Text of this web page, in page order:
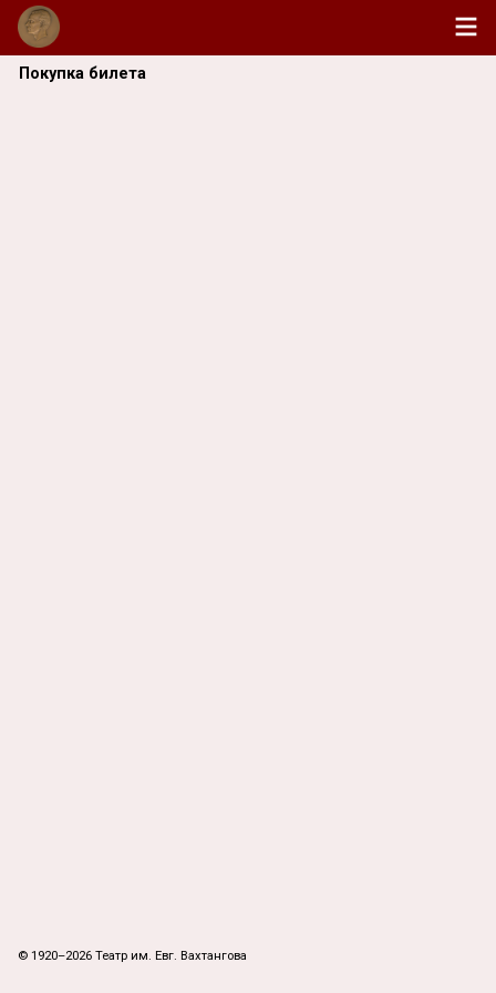
Покупка билета
© 1920–2026 Театр им. Евг. Вахтангова